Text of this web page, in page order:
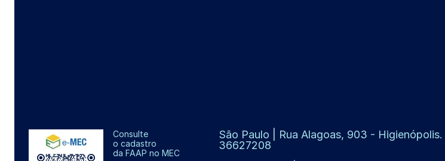
Consulte
o cadastro
da FAAP no MEC
São Paulo | Rua Alagoas, 903 - Higienópolis.
36627208